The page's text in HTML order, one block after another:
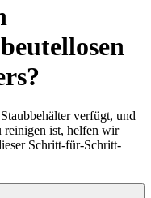
verfügt, und
reinigen ist, helfen wir
Schritt-für-Schritt-